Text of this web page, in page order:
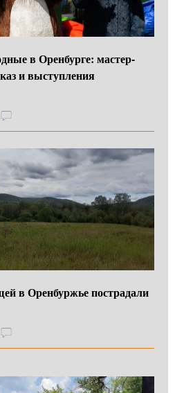
в Оренбурге: мастер-
и выступления
в Оренбуржье пострадали